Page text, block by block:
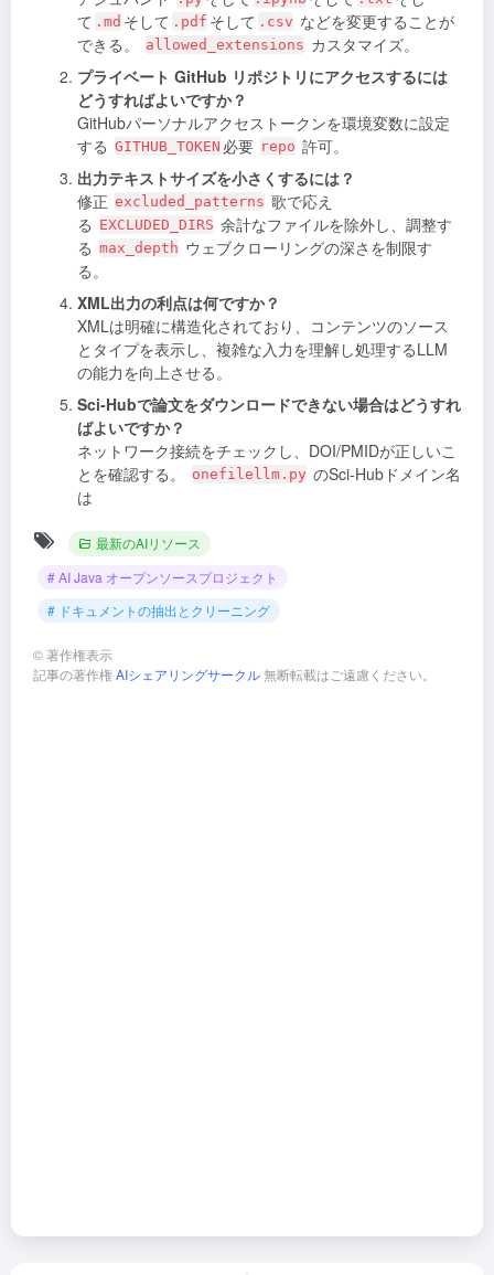
て .md そして .pdf そして .csv などを変更することが
できる。
allowed_extensions カスタマイズ。
プライベート GitHub リポジトリにアクセスするには
どうすればよいですか？
GitHubパーソナルアクセストークンを環境変数に設定
する GITHUB_TOKEN 必要 repo 許可。
出力テキストサイズを小さくするには？
修正 excluded_patterns 歌で応え
る EXCLUDED_DIRS 余計なファイルを除外し、調整す
る max_depth ウェブクローリングの深さを制限す
る。
XML出力の利点は何ですか？
XMLは明確に構造化されており、コンテンツのソース
とタイプを表示し、複雑な入力を理解し処理するLLM
の能力を向上させる。
Sci-Hubで論文をダウンロードできない場合はどうすれ
ばよいですか？
ネットワーク接続をチェックし、DOI/PMIDが正しいこ
とを確認する。
onefilellm.py のSci-Hubドメイン名
は
最新のAIリソース
# AI Java オープンソースプロジェクト
# ドキュメントの抽出とクリーニング
©著作権表示
記事の著作権AIシェアリングサークル無断転載はご遠慮ください。